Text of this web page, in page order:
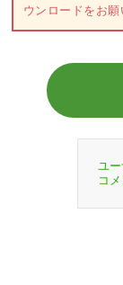
ウンロードをお願
ユ
コメ